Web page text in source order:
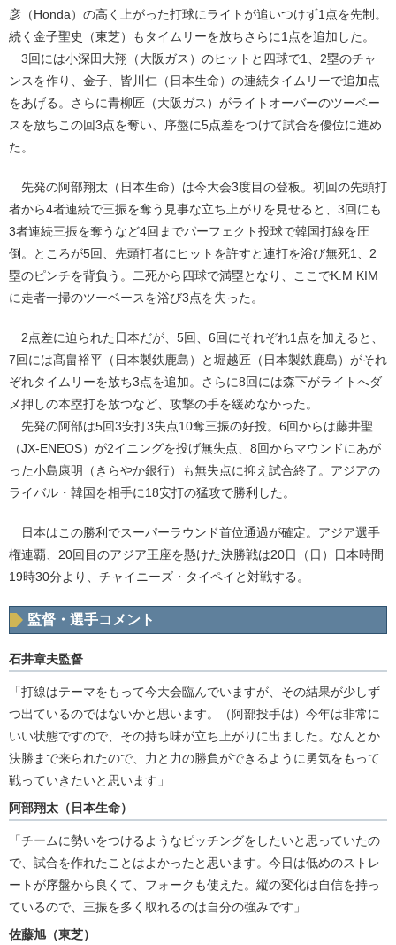
彦（Honda）の高く上がった打球にライトが追いつけず1点を先制。
続く金子聖史（東芝）もタイムリーを放ちさらに1点を追加した。
3回には小深田大翔（大阪ガス）のヒットと四球で1、2塁のチャ
ンスを作り、金子、皆川仁（日本生命）の連続タイムリーで追加点
をあげる。さらに青柳匠（大阪ガス）がライトオーバーのツーベー
スを放ちこの回3点を奪い、序盤に5点差をつけて試合を優位に進め
た。
先発の阿部翔太（日本生命）は今大会3度目の登板。初回の先頭打
者から4者連続で三振を奪う見事な立ち上がりを見せると、3回にも
3者連続三振を奪うなど4回までパーフェクト投球で韓国打線を圧
倒。ところが5回、先頭打者にヒットを許すと連打を浴び無死1、2
塁のピンチを背負う。二死から四球で満塁となり、ここでK.M KIM
に走者一掃のツーベースを浴び3点を失った。
2点差に迫られた日本だが、5回、6回にそれぞれ1点を加えると、
7回には髙畠裕平（日本製鉄鹿島）と堀越匠（日本製鉄鹿島）がそれ
ぞれタイムリーを放ち3点を追加。さらに8回には森下がライトへダ
メ押しの本塁打を放つなど、攻撃の手を緩めなかった。
先発の阿部は5回3安打3失点10奪三振の好投。6回からは藤井聖
（JX-ENEOS）が2イニングを投げ無失点、8回からマウンドにあが
った小島康明（きらやか銀行）も無失点に抑え試合終了。アジアの
ライバル・韓国を相手に18安打の猛攻で勝利した。
日本はこの勝利でスーパーラウンド首位通過が確定。アジア選手
権連覇、20回目のアジア王座を懸けた決勝戦は20日（日）日本時間
19時30分より、チャイニーズ・タイペイと対戦する。
監督・選手コメント
石井章夫監督
「打線はテーマをもって今大会臨んでいますが、その結果が少しず
つ出ているのではないかと思います。（阿部投手は）今年は非常に
いい状態ですので、その持ち味が立ち上がりに出ました。なんとか
決勝まで来られたので、力と力の勝負ができるように勇気をもって
戦っていきたいと思います」
阿部翔太（日本生命）
「チームに勢いをつけるようなピッチングをしたいと思っていたの
で、試合を作れたことはよかったと思います。今日は低めのストレ
ートが序盤から良くて、フォークも使えた。縦の変化は自信を持っ
ているので、三振を多く取れるのは自分の強みです」
佐藤旭（東芝）